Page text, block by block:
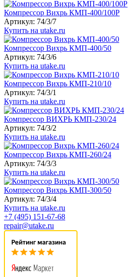
Компрессор Вихрь КМП-400/100Р
Артикул: 74/3/7
Купить на utake.ru
Компрессор Вихрь КМП-400/50
Артикул: 74/3/6
Купить на utake.ru
Компрессор Вихрь КМП-210/10
Артикул: 74/3/1
Купить на utake.ru
Компрессор ВИХРЬ КМП-230/24
Артикул: 74/3/2
Купить на utake.ru
Компрессор Вихрь КМП-260/24
Артикул: 74/3/3
Купить на utake.ru
Компрессор Вихрь КМП-300/50
Артикул: 74/3/4
Купить на utake.ru
+7 (495) 151-67-68
repair@utake.ru